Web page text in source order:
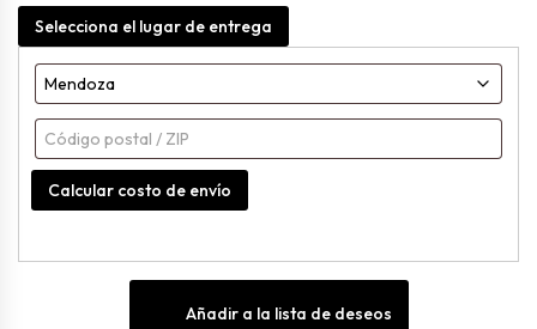
Nutri
Morron
Mate
cantidad
Selecciona el lugar de entrega
Calcular costo de envío
Añadir a la lista de deseos